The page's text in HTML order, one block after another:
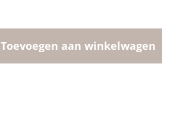
Toevoegen aan winkelwagen